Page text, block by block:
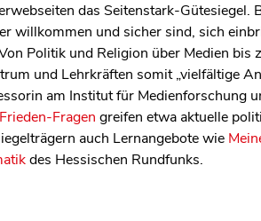
das Seitenstark-Gütesiegel.
willkommen und sicher sind, sich
Politik und Religion über Medien
und Lehrkräften somit „vielfältige
am Institut für Medienforschung
Frieden-Fragen greifen etwa aktuelle
auch Lernangebote wie
des Hessischen Rundfunks.